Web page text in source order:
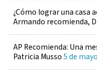
¿Cómo lograr una casa
Armando recomienda,
AP Recomienda: Una
Patricia Musso5 de